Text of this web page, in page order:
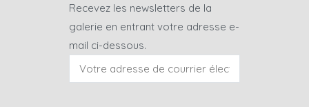
Recevez les newsletters de la
galerie en entrant votre adresse e-
mail ci-dessous.